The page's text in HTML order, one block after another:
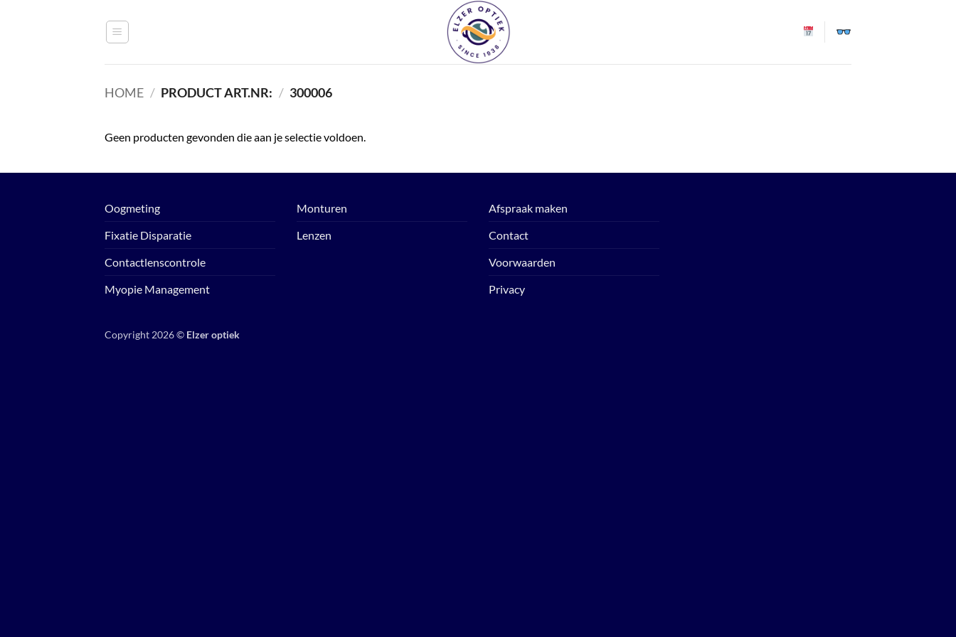
HOME / PRODUCT ART.NR: / 300006
Geen producten gevonden die aan je selectie voldoen.
Oogmeting
Fixatie Disparatie
Contactlenscontrole
Myopie Management
Monturen
Lenzen
Afspraak maken
Contact
Voorwaarden
Privacy
Copyright 2026 © Elzer optiek